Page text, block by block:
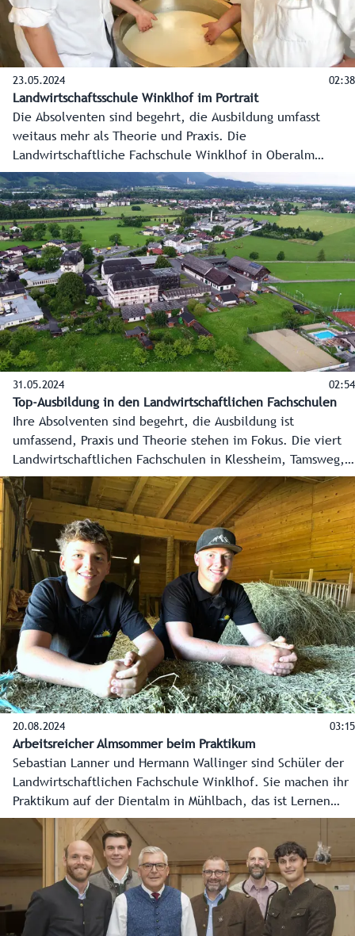
23.05.2024 02:38
Landwirtschaftsschule Winklhof im Portrait
Die Absolventen sind begehrt, die Ausbildung umfasst
weitaus mehr als Theorie und Praxis. Die
Landwirtschaftliche Fachschule Winklhof in Oberalm
vorgestellt.
31.05.2024 02:54
Top-Ausbildung in den Landwirtschaftlichen Fachschulen
Ihre Absolventen sind begehrt, die Ausbildung ist
umfassend, Praxis und Theorie stehen im Fokus. Die viert
Landwirtschaftlichen Fachschulen in Klessheim, Tamsweg,
Oberalm (Winklhof) und Bruck im Überblick.
20.08.2024 03:15
Arbeitsreicher Almsommer beim Praktikum
Sebastian Lanner und Hermann Wallinger sind Schüler der
Landwirtschaftlichen Fachschule Winklhof. Sie machen ihr
Praktikum auf der Dientalm in Mühlbach, das ist Lernen
fürs Leben. Eine Reportage aus dem Pongau - über viel
Arbeit und Erfahrungen, die man nicht vergisst.